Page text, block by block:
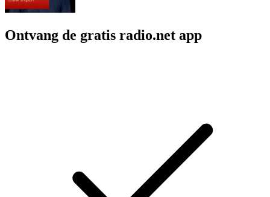
Ontvang de gratis radio.net app